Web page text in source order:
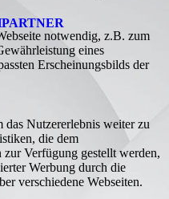
notwendig, z.B. zum
eines
Erscheinungsbilds der
Nutzererlebnis weiter zu
die dem
Verfügung gestellt werden,
Werbung durch die
verschiedene Webseiten.